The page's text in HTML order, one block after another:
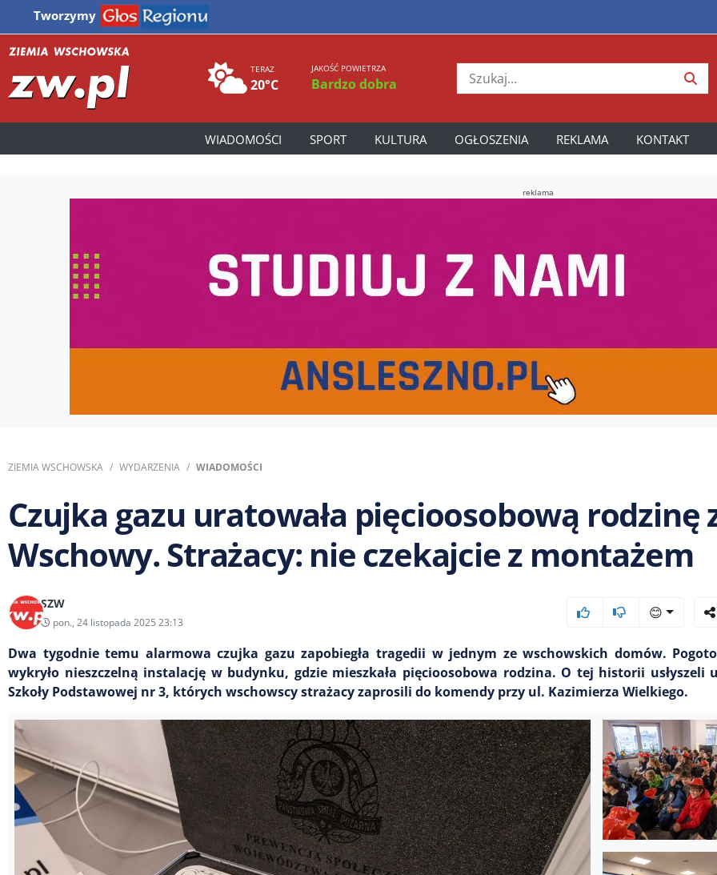
Tworzymy
TERAZ
20°C
JAKOŚĆ POWIETRZA
Bardzo dobra
WIADOMOŚCI SPORT KULTURA OGŁOSZENIA REKLAMA KONTAKT
reklama
ZIEMIA WSCHOWSKA WYDARZENIA WIADOMOŚCI
Czujka gazu uratowała pięcioosobową rodzinę
Wschowy. Strażacy: nie czekajcie z montażem
SZW
pon., 24 listopada 2025 23:13
😊
Dwa tygodnie temu alarmowa czujka gazu zapobiegła tragedii w jednym ze wschowskich domów.
wykryło nieszczelną instalację w budynku, gdzie mieszkała pięcioosobowa rodzina. O tej historii usłyszeli
Szkoły Podstawowej nr 3, których wschowscy strażacy zaprosili do komendy przy ul. Kazimierza Wielkiego.